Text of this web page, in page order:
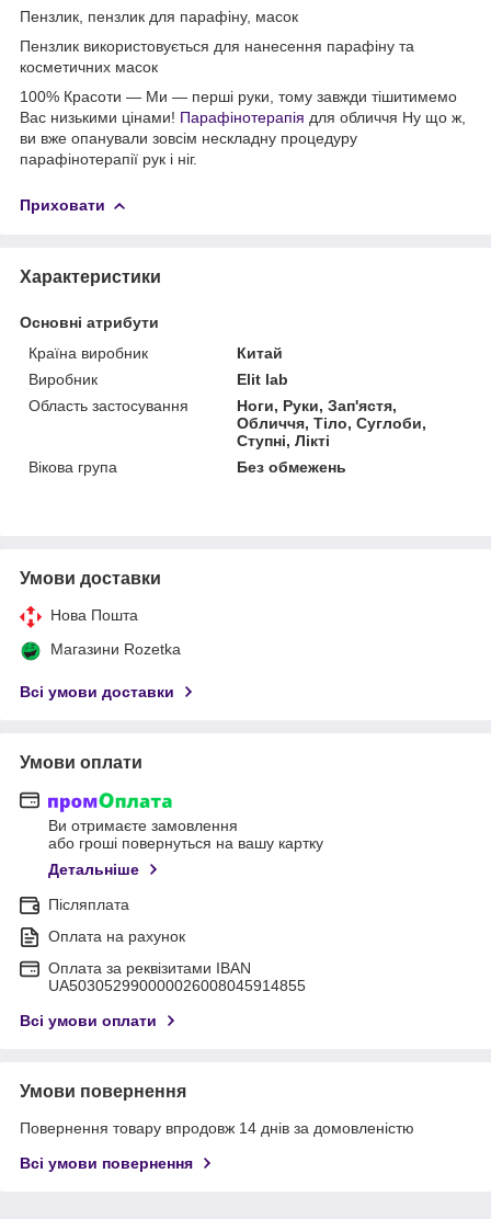
Пензлик, пензлик для парафіну, масок
Пензлик використовується для нанесення парафіну та
косметичних масок
100% Красоти — Ми — перші руки, тому завжди тішитимемо
Вас низькими цінами! Парафінотерапія для обличчя Ну що ж,
ви вже опанували зовсім нескладну процедуру
парафінотерапії рук і ніг.
Приховати
Характеристики
Основні атрибути
Країна виробник
Китай
Виробник
Elit lab
Область застосування
Ноги, Руки, Зап'ястя,
Обличчя, Тіло, Суглоби,
Ступні, Лікті
Вікова група
Без обмежень
Умови доставки
Нова Пошта
Магазини Rozetka
Всі умови доставки
Умови оплати
Ви отримаєте замовлення
або гроші повернуться на вашу картку
Детальніше
Післяплата
Оплата на рахунок
Оплата за реквізитами IBAN
UA503052990000026008045914855
Всі умови оплати
Умови повернення
Повернення товару впродовж 14 днів за домовленістю
Всі умови повернення